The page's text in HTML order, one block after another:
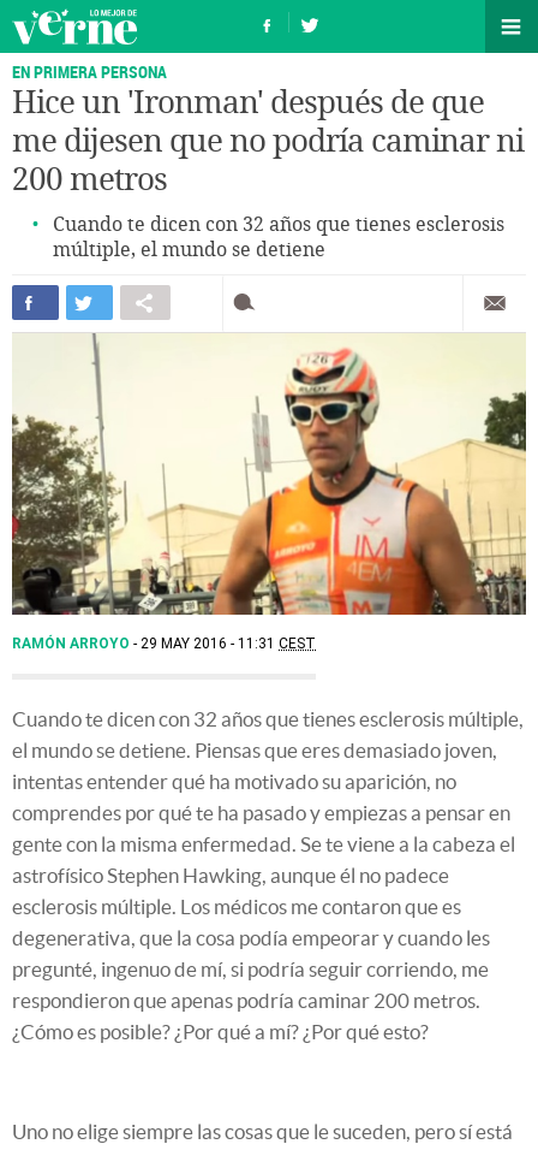
EN PRIMERA PERSONA
Hice un 'Ironman' después de que
me dijesen que no podría caminar ni
200 metros
Cuando te dicen con 32 años que tienes esclerosis
múltiple, el mundo se detiene
RAMÓN ARROYO 29 MAY 2016 - 11:31 CEST
Cuando te dicen con 32 años que tienes esclerosis múltiple,
el mundo se detiene. Piensas que eres demasiado joven,
intentas entender qué ha motivado su aparición, no
comprendes por qué te ha pasado y empiezas a pensar en
gente con la misma enfermedad. Se te viene a la cabeza el
astrofísico Stephen Hawking, aunque él no padece
esclerosis múltiple. Los médicos me contaron que es
degenerativa, que la cosa podía empeorar y cuando les
pregunté, ingenuo de mí, si podría seguir corriendo, me
respondieron que apenas podría caminar 200 metros.
¿Cómo es posible? ¿Por qué a mí? ¿Por qué esto?
Uno no elige siempre las cosas que le suceden, pero sí está